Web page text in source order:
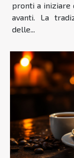
pronti a iniziare
avanti. La
delle...